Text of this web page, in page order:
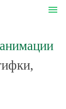
menu